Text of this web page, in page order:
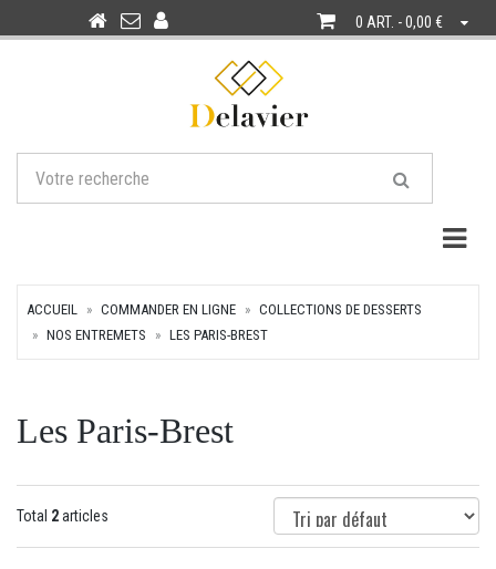
0 ART. - 0,00 €
ACCUEIL COMMANDER EN LIGNE
COLLECTIONS DE DESSERTS
NOS ENTREMETS
LES PARIS-BREST
Les Paris-Brest
Total 2articles